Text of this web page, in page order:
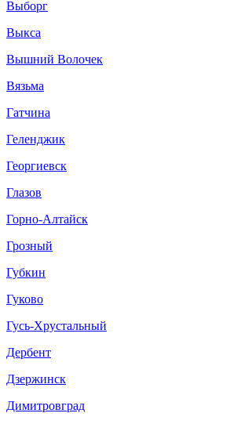
Выборг
Выкса
Вышний Волочек
Вязьма
Гатчина
Геленджик
Георгиевск
Глазов
Горно-Алтайск
Грозный
Губкин
Гуково
Гусь-Хрустальный
Дербент
Дзержинск
Димитровград